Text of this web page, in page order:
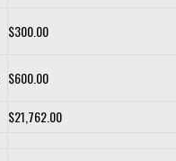
$300.00
$600.00
$21,762.00